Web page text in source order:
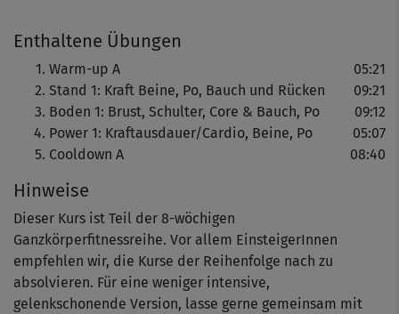
im Stand, als auch auf deiner Matte – und vor dem
wohlverdienten Cooldown, darfst du für 5 Minuten noch
einmal alles geben.
Hinweis: Für eine weniger intensive, gelenkschonende
Version, lasse gerne gemeinsam mit Elisa die Sprünge im
Enthaltene Übungen
Warm-up A
05:21
Stand 1: Kraft Beine, Po, Bauch und Rücken
09:21
Boden 1: Brust, Schulter, Core & Bauch, Po
09:12
Power 1: Kraftausdauer/Cardio, Beine, Po
05:07
Cooldown A
08:40
Hinweise
Dieser Kurs ist Teil der 8-wöchigen
Ganzkörperfitnessreihe. Vor allem EinsteigerInnen
empfehlen wir, die Kurse der Reihenfolge nach zu
absolvieren. Für eine weniger intensive,
gelenkschonende Version, lasse gerne gemeinsam mit